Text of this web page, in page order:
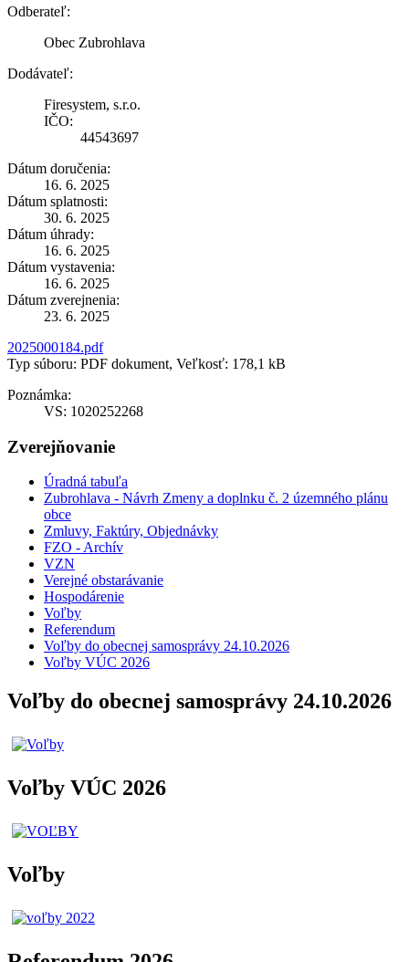
Odberateľ:
Obec Zubrohlava
Dodávateľ:
Firesystem, s.r.o.
IČO:
44543697
Dátum doručenia:
16. 6. 2025
Dátum splatnosti:
30. 6. 2025
Dátum úhrady:
16. 6. 2025
Dátum vystavenia:
16. 6. 2025
Dátum zverejnenia:
23. 6. 2025
2025000184.pdf
Typ súboru: PDF dokument, Veľkosť: 178,1 kB
Poznámka:
VS: 1020252268
Zverejňovanie
Úradná tabuľa
Zubrohlava - Návrh Zmeny a doplnku č. 2 územného plánu
obce
Zmluvy, Faktúry, Objednávky
FZO - Archív
VZN
Verejné obstarávanie
Hospodárenie
Voľby
Referendum
Voľby do obecnej samosprávy 24.10.2026
Voľby VÚC 2026
Voľby do obecnej samosprávy 24.10.2026
Voľby VÚC 2026
Voľby